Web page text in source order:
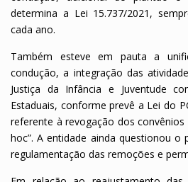
determina a Lei 15.737/2021,
cada ano.
Também esteve em pauta a
condução, a integração das
Justiça da Infância e Juventude
Estaduais, conforme prevê a Lei do
referente à revogação dos convênios
hoc”. A entidade ainda questionou
regulamentação das remoções e